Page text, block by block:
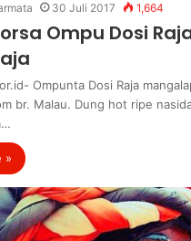
30 Juli 2017 1,664
Ompu Dosi
Ompunta Dosi Raja
br. Malau. Dung hot ripe
»